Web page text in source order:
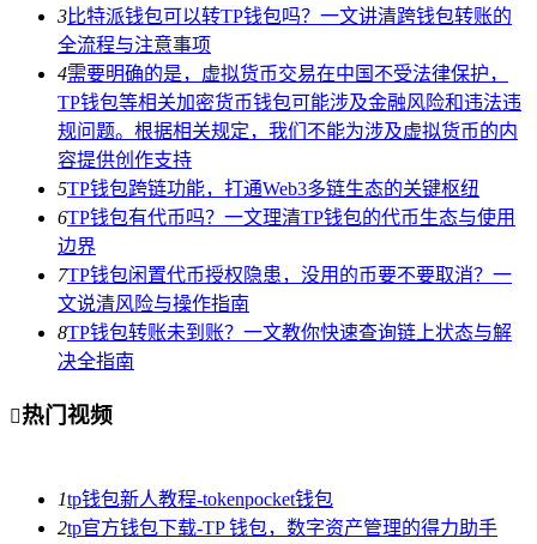
3比特派钱包可以转TP钱包吗？一文讲清跨钱包转账的
全流程与注意事项
4需要明确的是，虚拟货币交易在中国不受法律保护，
TP钱包等相关加密货币钱包可能涉及金融风险和违法违
规问题。根据相关规定，我们不能为涉及虚拟货币的内
容提供创作支持
5TP钱包跨链功能，打通Web3多链生态的关键枢纽
6TP钱包有代币吗？一文理清TP钱包的代币生态与使用
边界
7TP钱包闲置代币授权隐患，没用的币要不要取消？一
文说清风险与操作指南
8TP钱包转账未到账？一文教你快速查询链上状态与解
决全指南
热门视频
1tp钱包新人教程-tokenpocket钱包
2tp官方钱包下载-TP 钱包，数字资产管理的得力助手